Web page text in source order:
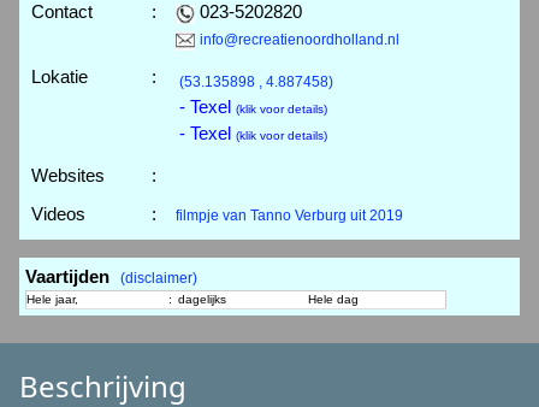
Contact
: 023-5202820
info@recreatienoordholland.nl
Lokatie : (53.135898 , 4.887458)
- Texel (klik voor details)
- Texel (klik voor details)
Websites
:
Videos
: filmpje van Tanno Verburg uit 2019
Vaartijden (disclaimer)
Hele jaar, : dagelijks Hele dag
Beschrijving